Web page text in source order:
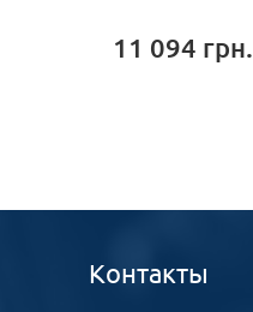
11 094 грн.
Контакты